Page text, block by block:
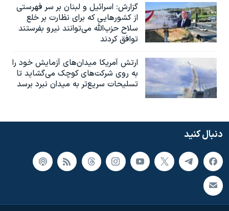
گزارش‌: اسرائيل و لبنان بر سر فهرستی
از کشورهایی که برای نظارت بر خلع
سلاح حزب‌الله می‌توانند نیرو بفرستند
توافق کردند
ارتش آمریکا میدان‌های آزمایش خود را
به روی شرکت‌های کوچک می‌گشاید تا
تسلیحات سریع‌تر به میدان نبرد برسد
دنبال کنید